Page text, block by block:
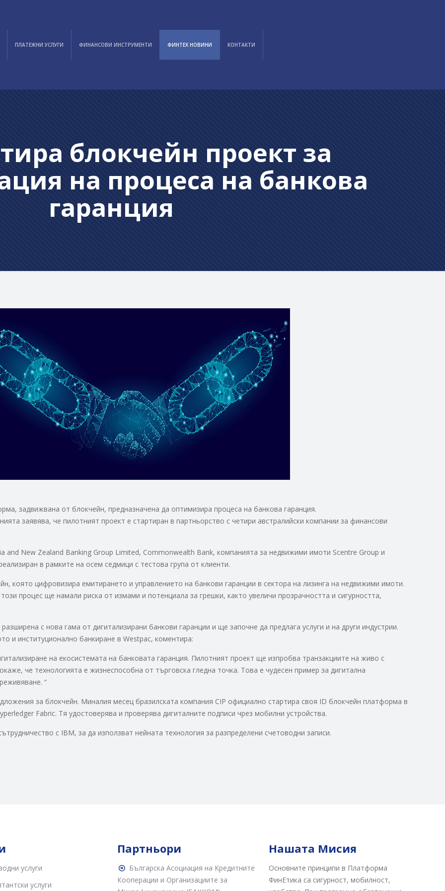
ПЛАТЕЖНИ УСЛУГИ ФИНАНСОВИ ИНСТРУМЕНТИ ФИНТЕХ НОВИНИ КОНТАКТИ
блокчейн проект за
на процеса на банкова
гаранция
задвижвана от блокчейн, предназначена да оптимизира процеса на банкова гаранция.
заявява, че пилотният проект е стартиран в партньорство с четири австралийски компании за финансови
and New Zealand Banking Group Limited, Commonwealth Bank, компанията за недвижими имоти Scentre Group и
в рамките на осем седмици с тестова група от клиенти.
която цифровизира емитирането и управлението на банкови гаранции в сектора на лизинга на недвижими имоти.
процес ще намали риска от измами и потенциала за грешки, както увеличи прозрачността и сигурността,
с нова гама от дигитализирани банкови гаранции и ще започне да предлага услуги и на други индустрии.
и институционално банкиране в Westpac, коментира:
на екосистемата на банковата гаранция. Пилотният проект ще изпробва транзакциите на живо с
че технологията е жизнеспособна от търговска гледна точка. Това е чудесен пример за дигитална
“
за блокчейн. Миналия месец бразилската компания CIP официално стартира своя ID блокчейн платформа в
Fabric. Тя удостоверява и проверява дигиталните подписи чрез мобилни устройства.
с IBM, за да използват нейната технология за разпределени счетоводни записи.
услуги
услуги
Партньори
Българска Асоциация на Кредитните
Кооперации и Организациите за
Нашата Мисия
Основните принципи в Платформа
ФинЕтика са сигурност, мобилност,